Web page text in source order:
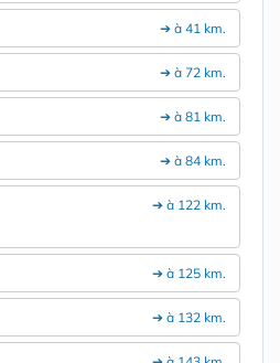
➔ à 41 km.
➔ à 72 km.
➔ à 81 km.
➔ à 84 km.
➔ à 122 km.
➔ à 125 km.
➔ à 132 km.